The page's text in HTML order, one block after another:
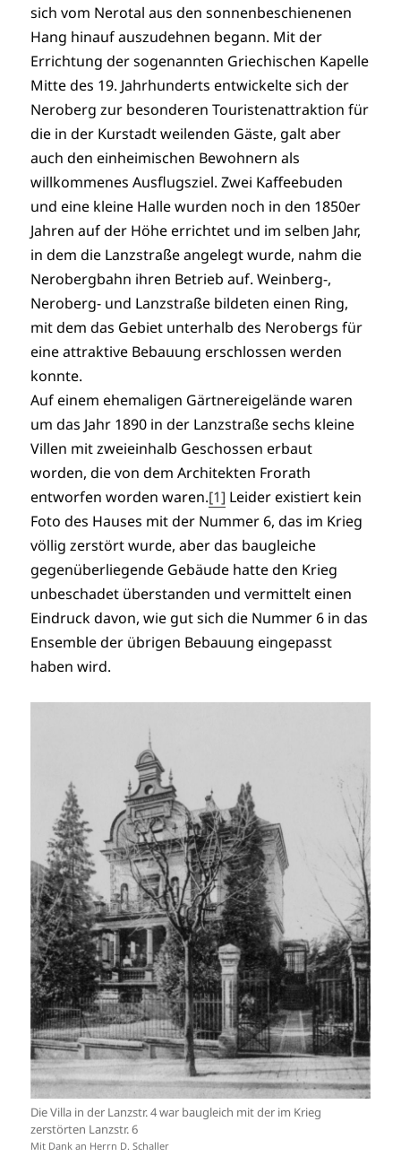
sich vom Nerotal aus den sonnenbeschienenen
Hang hinauf auszudehnen begann. Mit der
Errichtung der sogenannten Griechischen Kapelle
Mitte des 19. Jahrhunderts entwickelte sich der
Neroberg zur besonderen Touristenattraktion für
die in der Kurstadt weilenden Gäste, galt aber
auch den einheimischen Bewohnern als
willkommenes Ausflugsziel. Zwei Kaffeebuden
und eine kleine Halle wurden noch in den 1850er
Jahren auf der Höhe errichtet und im selben Jahr,
in dem die Lanzstraße angelegt wurde, nahm die
Nerobergbahn ihren Betrieb auf. Weinberg-,
Neroberg- und Lanzstraße bildeten einen Ring,
mit dem das Gebiet unterhalb des Nerobergs für
eine attraktive Bebauung erschlossen werden
konnte.
Auf einem ehemaligen Gärtnereigelände waren
um das Jahr 1890 in der Lanzstraße sechs kleine
Villen mit zweieinhalb Geschossen erbaut
worden, die von dem Architekten Frorath
entworfen worden waren.[1] Leider existiert kein
Foto des Hauses mit der Nummer 6, das im Krieg
völlig zerstört wurde, aber das baugleiche
gegenüberliegende Gebäude hatte den Krieg
unbeschadet überstanden und vermittelt einen
Eindruck davon, wie gut sich die Nummer 6 in das
Ensemble der übrigen Bebauung eingepasst
haben wird.
Die Villa in der Lanzstr. 4 war baugleich mit der im Krieg
zerstörten Lanzstr. 6
Mit Dank an Herrn D. Schaller